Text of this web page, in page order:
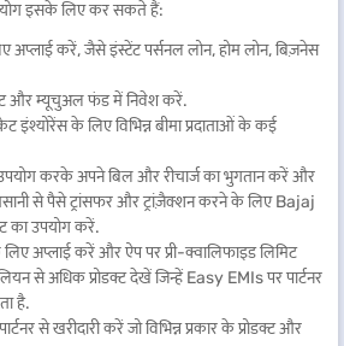
इसके लिए कर सकते हैं:
अप्लाई करें, जैसे इंस्टेंट पर्सनल लोन, होम लोन, बिज़नेस
और म्यूचुअल फंड में निवेश करें.
इंश्योरेंस के लिए विभिन्न बीमा प्रदाताओं के कई
करके अपने बिल और रीचार्ज का भुगतान करें और
से पैसे ट्रांसफर और ट्रांज़ैक्शन करने के लिए Bajaj
का उपयोग करें.
अप्लाई करें और ऐप पर प्री-क्वालिफाइड लिमिट
से अधिक प्रोडक्ट देखें जिन्हें Easy EMIs पर पार्टनर
है.
से खरीदारी करें जो विभिन्न प्रकार के प्रोडक्ट और